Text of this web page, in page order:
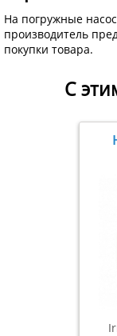
На погружные
производитель
покупки товара.
С